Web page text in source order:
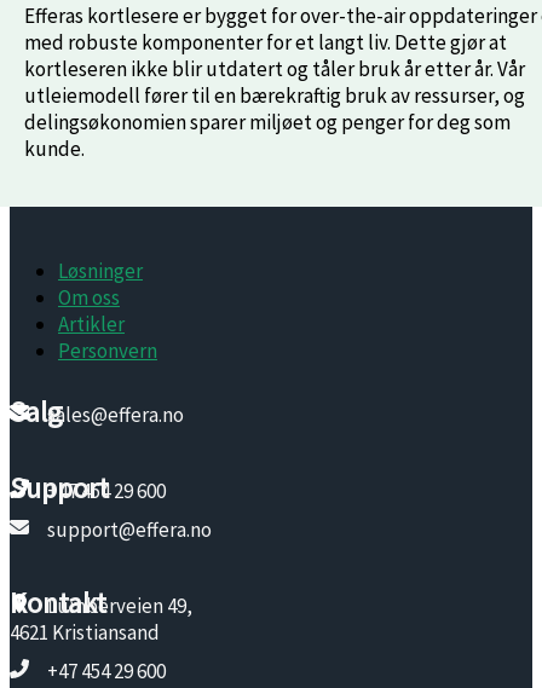
Efferas kortlesere er bygget for over-the-air oppdateringer
med robuste komponenter for et langt liv. Dette gjør at
kortleseren ikke blir utdatert og tåler bruk år etter år. Vår
utleiemodell fører til en bærekraftig bruk av ressurser, og
delingsøkonomien sparer miljøet og penger for deg som
kunde.
Løsninger
Om oss
Artikler
Personvern
Salgsales@effera.no
Support
+47 454 29 600
support@effera.no
Kontakt
Lumberveien 49,
4621 Kristiansand
+47 454 29 600